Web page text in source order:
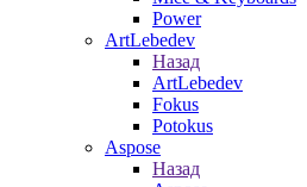
Power
ArtLebedev
Назад
ArtLebedev
Fokus
Potokus
Aspose
Назад